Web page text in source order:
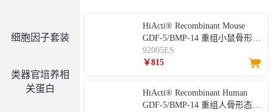
细胞因子套装
类器官培养相
关蛋白
HiActi® Recombinant Mouse
GDF-5/BMP-14 重组小鼠骨形态
发生蛋白-14
92005ES
￥815
HiActi® Recombinant Human
GDF-5/BMP-14 重组人骨形态发